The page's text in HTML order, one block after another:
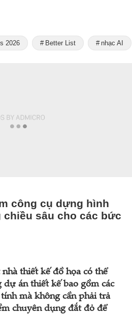
2026 Better List nhạc AI
công cụ dựng hình
chiều sâu cho các bức
thiết kế đồ họa có thể
án thiết kế bao gồm các
mà không cần phải trả
chuyên dụng đắt đỏ để